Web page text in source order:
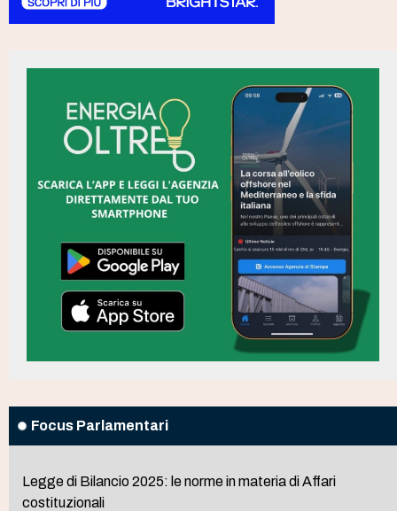
Focus Parlamentari
Legge di Bilancio 2025: le norme in materia di Affari
costituzionali